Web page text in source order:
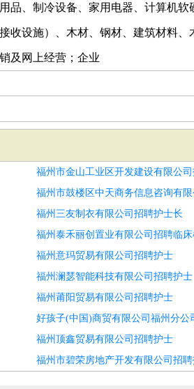
品、制冷设备、家用电器、计算机
收设施）、木材、钢材、建筑材料、
及网上经营；企业
福州市金山工业区开发建设有限公
福州市鼓楼区中天商务信息咨询有
福州三友制衣有限公司招聘护士长
福州泰禾丽创置业有限公司招聘临
福州意玛贸易有限公司招聘护士
福州澜瑟智能科技有限公司招聘护士
福州莆阳贸易有限公司招聘护士
好孩子(中国)商贸有限公司福州分公
福州顶鑫贸易有限公司招聘护士
福州市碧荣房地产开发有限公司招